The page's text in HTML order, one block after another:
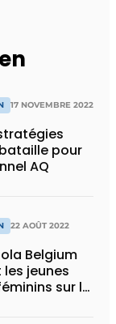
17 NOVEMBRE 2022
pour
AQ
22 AOÛT 2022
Belgium
jeunes
sur la